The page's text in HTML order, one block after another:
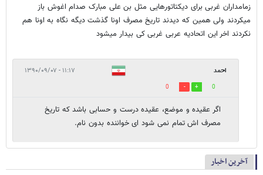
زمامداران غربی برای دیکتاتورهایی مثل بن علی مبارک صدام اغوش باز
میکردند ولی همین که دیدند تاریخ مصرف اونا گذشت دیگه نگاه به اونا هم
نکردند اخر این اتحادیه عربی غربی کی بیدار میشود
احمد ۱۱:۱۷ - ۱۳۹۰/۰۹/۰۷
0
0
اگر عقیده و موضع، عقیده درست و حسابی باشد که تاریخ
مصرف اش تمام نمی شود ای خواننده بدون نام.
آخرین اخبار